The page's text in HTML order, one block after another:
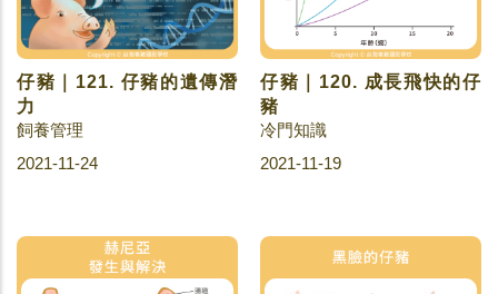
仔豬｜121. 仔豬的遺傳潛
力
飼養管理
2021-11-24
仔豬｜120. 成長飛快的仔
豬
冷門知識
2021-11-19